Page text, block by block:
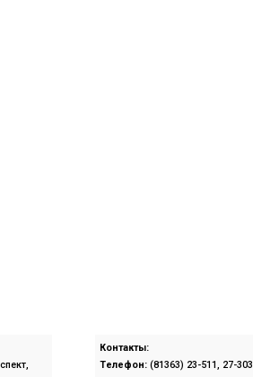
Контакты:
Телефон: (81363) 23-511, 27-303